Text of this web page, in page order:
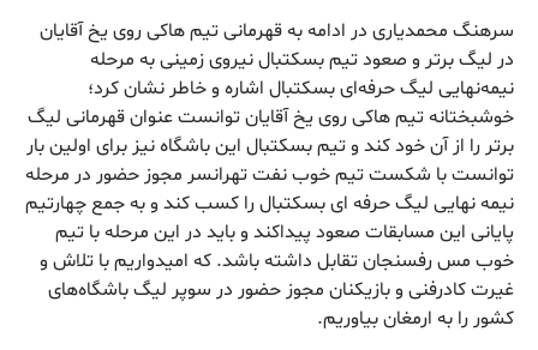
سرهنگ محمدیاری در ادامه به قهرمانی تیم هاکی روی یخ آقایان
در لیگ برتر و صعود تیم بسکتبال نیروی زمینی به مرحله
نیمه‌نهایی لیگ حرفه‌ای بسکتبال اشاره و خاطر نشان کرد؛
خوشبختانه تیم هاکی روی یخ آقایان توانست عنوان قهرمانی لیگ
برتر را از آن خود کند و تیم بسکتبال این باشگاه نیز برای اولین بار
توانست با شکست تیم خوب نفت تهرانسر مجوز حضور در مرحله
نیمه نهایی لیگ حرفه ای بسکتبال را کسب کند و به جمع چهارتیم
پایانی این مسابقات صعود پیداکند و باید در این مرحله با تیم
خوب مس رفسنجان تقابل داشته باشد. که امیدواریم با تلاش و
غیرت کادرفنی و بازیکنان مجوز حضور در سوپر لیگ باشگاه‌های
کشور را به ارمغان بیاوریم.